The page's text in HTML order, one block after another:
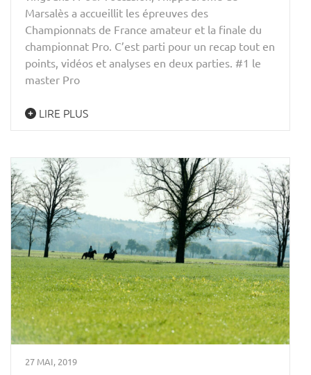
Marsalès a accueillit les épreuves des
Championnats de France amateur et la finale du
championnat Pro. C’est parti pour un recap tout en
points, vidéos et analyses en deux parties. #1 le
master Pro
LIRE PLUS
27 MAI, 2019